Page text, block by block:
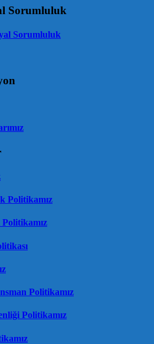
Sorumluluk
Sorumluluk
Politikamız
Politikamız
Politikamız